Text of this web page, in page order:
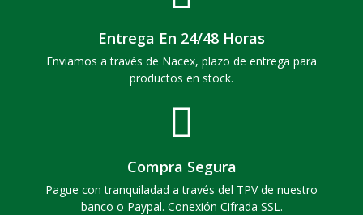
Entrega En 24/48 Horas
Enviamos a través de Nacex, plazo de entrega para
productos en stock.
Compra Segura
Pague con tranquiladad a través del TPV de nuestro
banco o Paypal. Conexión Cifrada SSL.